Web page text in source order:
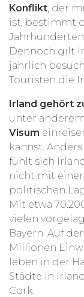
Konflikt, der
ist, bestimmt
Dennoch gilt
jährlich
Touristen die
Irland gehört
unter
Visum
kannst.
fühlt sich
nicht mit
politischen
Mit etwa
vielen
Bayern. Auf
Millionen
leben in der
Städte in
Cork.